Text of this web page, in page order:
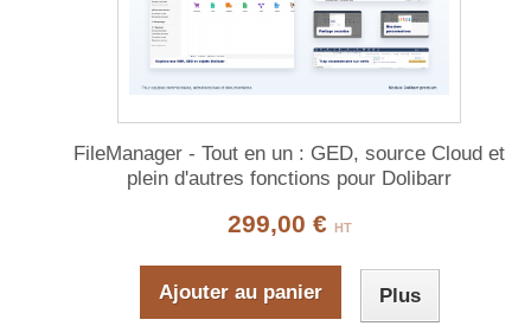
FileManager - Tout en un : GED, source Cloud et
plein d'autres fonctions pour Dolibarr
299,00 € HT
Ajouter au panier Plus